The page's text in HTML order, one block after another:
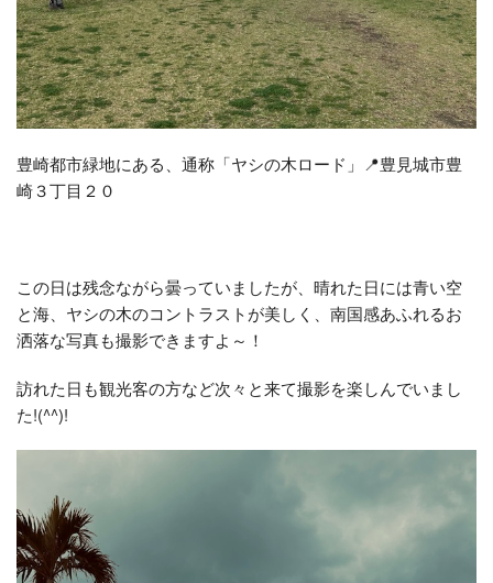
豊崎都市緑地にある、通称「ヤシの木ロード」📍豊見城市豊
崎３丁目２０
この日は残念ながら曇っていましたが、晴れた日には青い空
と海、ヤシの木のコントラストが美しく、南国感あふれるお
洒落な写真も撮影できますよ～！
訪れた日も観光客の方など次々と来て撮影を楽しんでいまし
た!(^^)!